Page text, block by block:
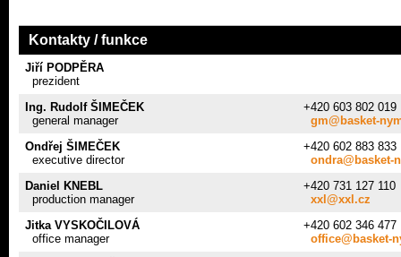
Kontakty / funkce
Jiří PODPĚRA
prezident
Ing. Rudolf ŠIMEČEK
general manager
+420 603 802 019
gm@basket-
Ondřej ŠIMEČEK
executive director
+420 602 883 833
ondra@basket-
Daniel KNEBL
production manager
+420 731 127 110
xxl@xxl.cz
Jitka VYSKOČILOVÁ
office manager
+420 602 346 477
office@basket-